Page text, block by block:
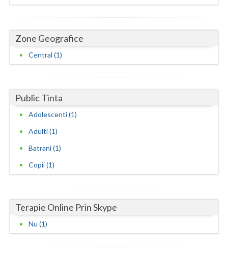
Hunedoara
Ilfov
Maramures
Mehedinti
Mures
Neamt
Prahova
Salaj
Zone Geografice
Central (1)
Public Tinta
Adolescenti (1)
Adulti (1)
Batrani (1)
Copii (1)
Terapie Online Prin Skype
Nu (1)